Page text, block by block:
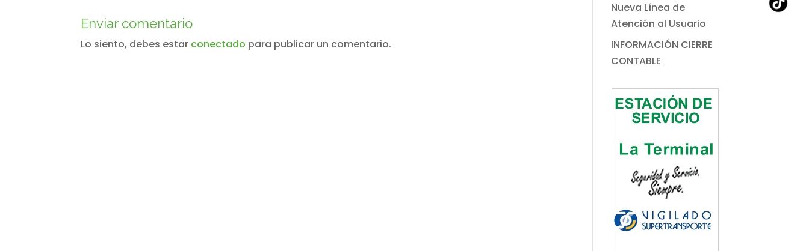
Enviar comentario
Lo siento, debes estar conectado para publicar un comentario.
Nueva Línea de
Atención al Usuario
INFORMACIÓN CIERRE
CONTABLE